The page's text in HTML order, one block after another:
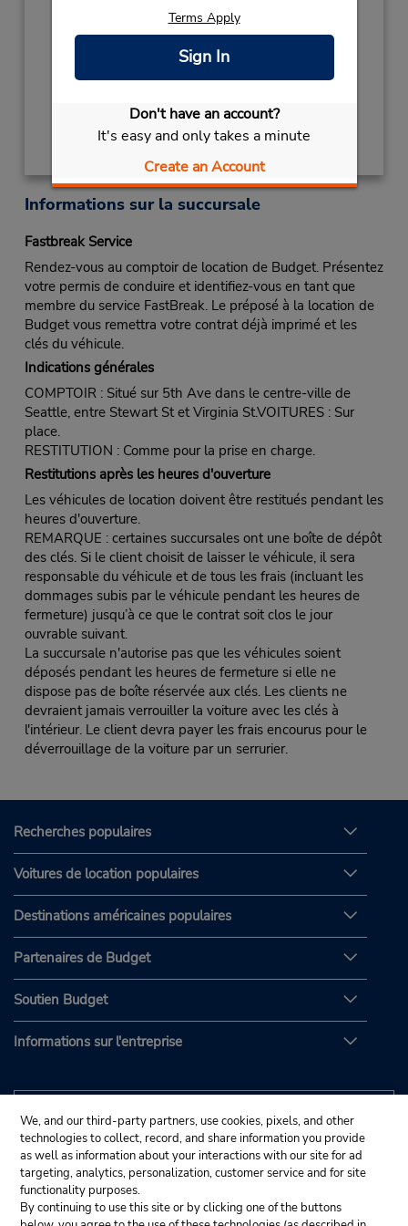
Terms Apply
Sign In
Don't have an account?
It's easy and only takes a minute
Create an Account
- 12:00PM
Succursale avec boîte de dépôt des clés
Informations sur la succursale
Fastbreak Service
Rendez-vous au comptoir de location de Budget. Présentez
votre permis de conduire et identifiez-vous en tant que
membre du service FastBreak. Le préposé à la location de
Budget vous remettra votre contrat déjà imprimé et les
clés du véhicule.
Indications générales
COMPTOIR : Situé sur 5th Ave dans le centre-ville de
Seattle, entre Stewart St et Virginia St.VOITURES : Sur
place.
RESTITUTION : Comme pour la prise en charge.
Restitutions après les heures d'ouverture
Les véhicules de location doivent être restitués pendant les
heures d'ouverture.
REMARQUE : certaines succursales ont une boîte de dépôt
des clés. Si le client choisit de laisser le véhicule, il sera
responsable du véhicule et de tous les frais (incluant les
dommages subis par le véhicule pendant les heures de
fermeture) jusqu’à ce que le contrat soit clos le jour
ouvrable suivant.
La succursale n'autorise pas que les véhicules soient
déposés pendant les heures de fermeture si elle ne
dispose pas de boîte réservée aux clés. Les clients ne
devraient jamais verrouiller la voiture avec les clés à
l'intérieur. Le client devra payer les frais encourus pour le
déverrouillage de la voiture par un serrurier.
Recherches populaires
Voitures de location populaires
Destinations américaines populaires
Partenaires de Budget
Soutien Budget
Informations sur l'entreprise
We, and our third-party partners, use cookies, pixels, and other
technologies to collect, record, and share information you provide
as well as information about your interactions with our site for ad
targeting, analytics, personalization, customer service and for site
functionality purposes.
By continuing to use this site or by clicking one of the buttons